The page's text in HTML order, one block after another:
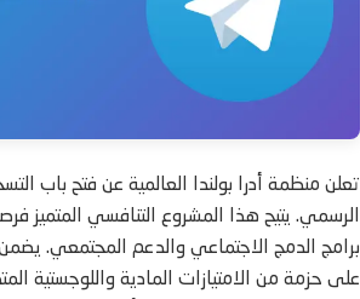
تعلن منظمة أدرا بولندا العالمية عن فتح باب
الرسمي. يتيح هذا المشروع التنافسي المتميز
برامج الدمج الاجتماعي والدعم المجتمعي.
على حزمة من الامتيازات المادية واللوجستية